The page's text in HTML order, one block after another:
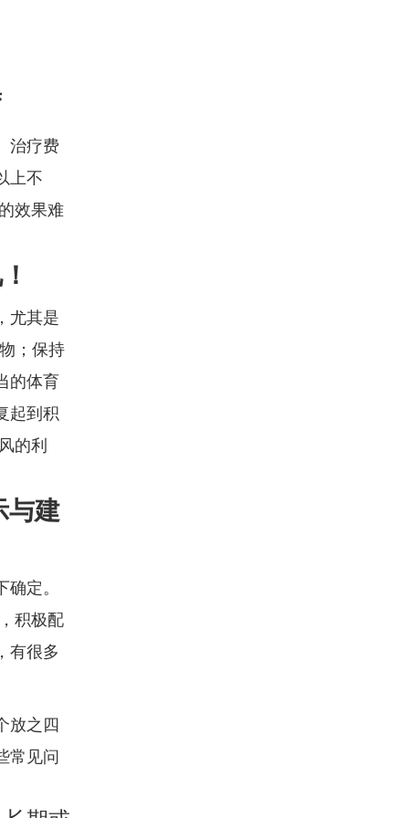
治疗费
上不
效果难
尤其是
；保持
的体育
起到积
的利
与建
定。
积极配
有很多
放之四
常见问